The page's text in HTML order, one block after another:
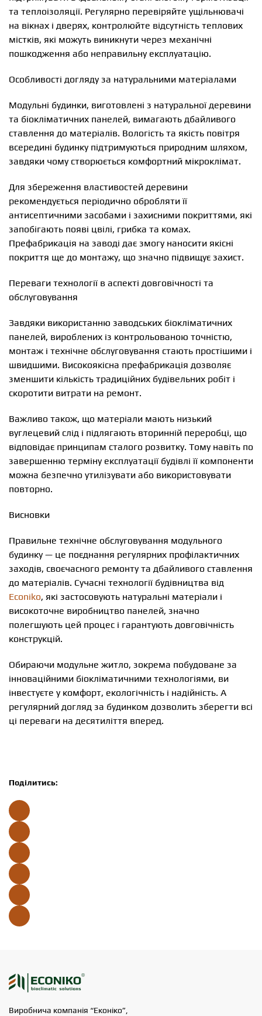
та теплоізоляції. Регулярно перевіряйте ущільнювачі
на вікнах і дверях, контролюйте відсутність теплових
містків, які можуть виникнути через механічні
пошкодження або неправильну експлуатацію.
Особливості догляду за натуральними матеріалами
Модульні будинки, виготовлені з натуральної деревини
та біокліматичних панелей, вимагають дбайливого
ставлення до матеріалів. Вологість та якість повітря
всередині будинку підтримуються природним шляхом,
завдяки чому створюється комфортний мікроклімат.
Для збереження властивостей деревини
рекомендується періодично обробляти її
антисептичними засобами і захисними покриттями, які
запобігають появі цвілі, грибка та комах.
Префабрикація на заводі дає змогу наносити якісні
покриття ще до монтажу, що значно підвищує захист.
Переваги технології в аспекті довговічності та
обслуговування
Завдяки використанню заводських біокліматичних
панелей, вироблених із контрольованою точністю,
монтаж і технічне обслуговування стають простішими і
швидшими. Високоякісна префабрикація дозволяє
зменшити кількість традиційних будівельних робіт і
скоротити витрати на ремонт.
Важливо також, що матеріали мають низький
вуглецевий слід і підлягають вторинній переробці, що
відповідає принципам сталого розвитку. Тому навіть по
завершенню терміну експлуатації будівлі її компоненти
можна безпечно утилізувати або використовувати
повторно.
Висновки
Правильне технічне обслуговування модульного
будинку — це поєднання регулярних профілактичних
заходів, своєчасного ремонту та дбайливого ставлення
до матеріалів. Сучасні технології будівництва від
Econiko, які застосовують натуральні матеріали і
високоточне виробництво панелей, значно
полегшують цей процес і гарантують довговічність
конструкцій.
Обираючи модульне житло, зокрема побудоване за
інноваційними біокліматичними технологіями, ви
інвестуєте у комфорт, екологічність і надійність. А
регулярний догляд за будинком дозволить зберегти всі
ці переваги на десятиліття вперед.
Поділитись:
Виробнича компанія “Еконіко”,